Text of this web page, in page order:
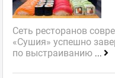
Сеть ресторанов
«Сушия» успешно
по выстраиванию ...